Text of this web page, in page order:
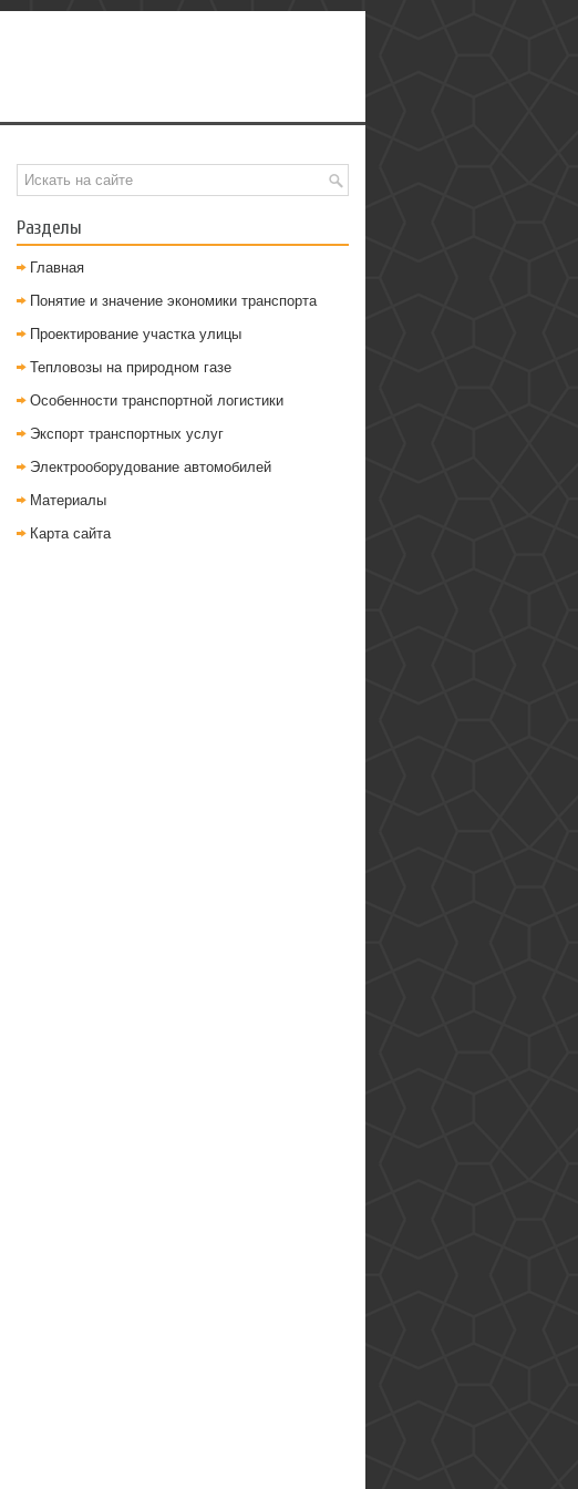
Разделы
Главная
Понятие и значение экономики транспорта
Проектирование участка улицы
Тепловозы на природном газе
Особенности транспортной логистики
Экспорт транспортных услуг
Электрооборудование автомобилей
Материалы
Карта сайта